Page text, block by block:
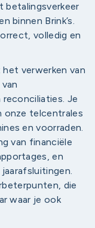
betalingsverkeer
binnen Brink’s.
volledig en
verwerken van
Je
onze telcentrales
en voorraden.
van financiële
en
die
waar je ook